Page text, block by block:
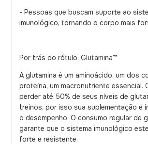
- Pessoas que buscam suporte ao
imunológico, tornando o corpo mais
Por trás do rótulo: Glutamina™
A glutamina é um aminoácido, um dos
proteína, um macronutriente essencial.
perder até 50% de seus níveis de
treinos, por isso sua suplementação é
o desempenho. O consumo regular de
garante que o sistema imunológico
forte e resistente.